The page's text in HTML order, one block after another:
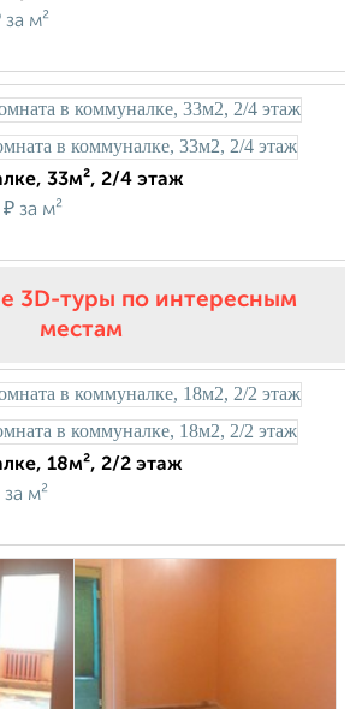
за м²
33м², 2/4 этаж
₽ за м²
3D-туры по интересным
местам
18м², 2/2 этаж
за м²